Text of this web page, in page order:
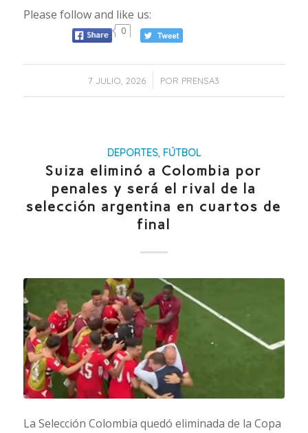
Please follow and like us:
0
7 JULIO, 2026
/ POR PRENSA3
DEPORTES, FÚTBOL
Suiza eliminó a Colombia por
penales y será el rival de la
selección argentina en cuartos de
final
La Selección Colombia quedó eliminada de la Copa